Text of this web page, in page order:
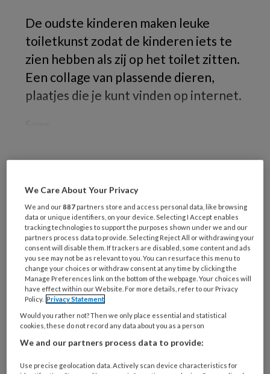
De oudste kinderen maken leuke
toiletkunst zodat de kinderen iets te
zien hebben als zij op het toilet zitten.
Een collage van plassende dieren,
plaatjes die je kunt vinden op internet.
Wil je dit artikel lezen?
Maak gratis een account aan en lees 2
artikelen gratis per maand
Al een account of abonnement?Log dan in
Wat
is
je
Kies
We Care About Your Privacy
We and our887 partners store and access personal data, like browsing
data or unique identifiers, on your device. Selecting I Accept enables
tracking technologies to support the purposes shown under we and our
partners process data to provide. Selecting Reject All or withdrawing your
consent will disable them. If trackers are disabled, some content and ads
you see may not be as relevant to you. You can resurface this menu to
change your choices or withdraw consent at any time by clicking the
Manage Preferences link on the bottom of the webpage. Your choices will
have effect within our Website. For more details, refer to our Privacy
Policy. Privacy Statement
Would you rather not? Then we only place essential and statistical
cookies, these do not record any data about you as a person
We and our partners process data to provide:
Use precise geolocation data. Actively scan device characteristics for